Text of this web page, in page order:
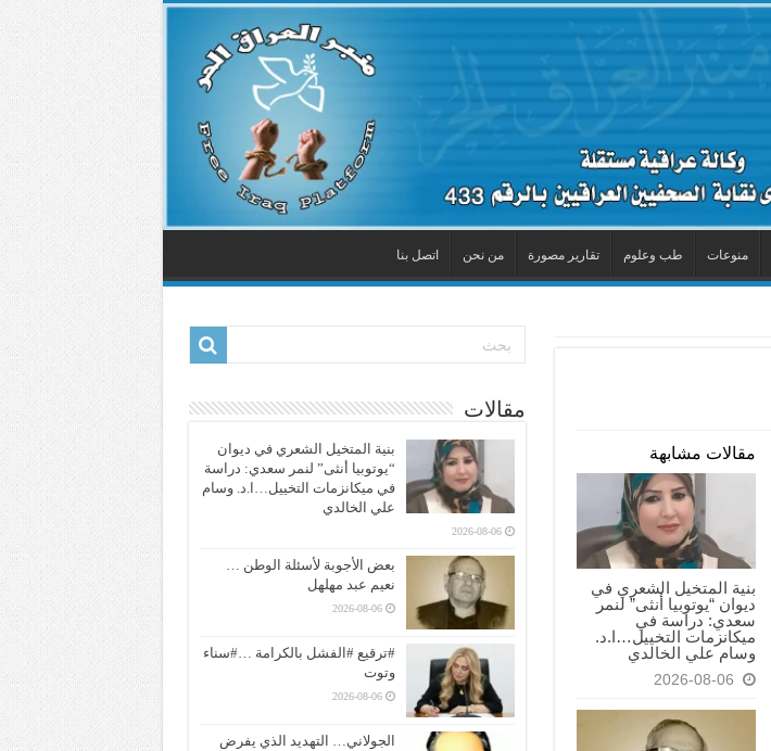
منوعات طب وعلوم تقارير مصورة من نحن اتصل بنا
مقالات مشابهة
بنية المتخيل الشعري في
ديوان “يوتوبيا أنثى” لنمر
سعدي: دراسة في
ميكانزمات التخييل…ا.د.
وسام علي الخالدي
2026-08-06
مقالات
بنية المتخيل الشعري في ديوان
“يوتوبيا أنثى” لنمر سعدي: دراسة
في ميكانزمات التخييل…ا.د. وسام
علي الخالدي
2026-08-06
بعض الأجوبة لأسئلة الوطن …
نعيم عبد مهلهل
2026-08-06
#ترقيع #الفشل بالكرامة …#سناء
وتوت
2026-08-06
الجولاني… التهديد الذي يفرض